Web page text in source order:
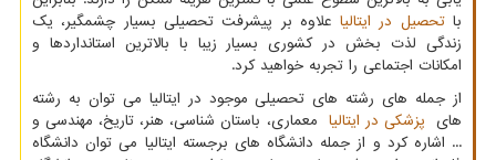
باتحصیل در ایتالیاعلاوه بر پیشرفت تحصیلی بسیار چشمگیر، یک
زندگی لذت بخش در کشوری بسیار زیبا با بالاترین استانداردها و
امکانات اجتماعی را تجربه خواهید کرد.
از جمله های رشته های تحصیلی موجود در ایتالیا می توان به رشته
های پزشکی در ایتالیا معماری، باستان شناسی، هنر، تاریخ، مهندسی و
... اشاره کرد و از جمله دانشگاه های برجسته ایتالیا می توان دانشگاه